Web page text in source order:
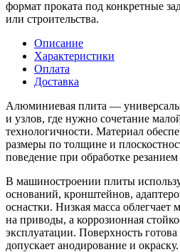
формат проката под конкретные
или строительства.
Описание
Характеристики
Оплата
Доставка
Алюминиевая плита —
и узлов, где нужно сочетание
технологичности. Материал
размеры по толщине и
поведение при обработке резанием
В машиностроении плиты
оснований, кронштейнов,
оснастки. Низкая масса облегчает
на приводы, а коррозионная
эксплуатации. Поверхность
допускает анодирование и окраску.